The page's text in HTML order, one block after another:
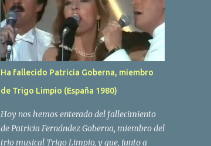
dado a conocer la noticia al publico a traves
de las redes sociales. Nacido en Tolosa en
1951, durante su epoca universitaria en la
carrera de empresariales conoció al
estudiante de medicina Luis Villar,
comenzando a actuar juntos,Santos a la
guitarra y Villar al piano, sin atreverse a dar
esto cambió gracias a la propia Amaia
Saizar, que tras su abandono de Trigo
Ha fallecido Patricia Goberna, miembro
de Trigo Limpio (España 1980)
Hoy nos hemos enterado del fallecimiento
de Patricia Fernández Goberna, miembro del
trio musical Trigo Limpio, y que, junto a